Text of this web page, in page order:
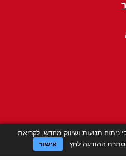
Click a Table
תנועות ושיווק מחדש. לקריאת
ההודעה לחץ אישור